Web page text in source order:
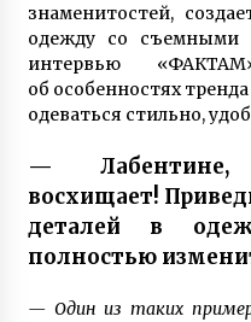
Вся семья
Киевской
Донбассе
7 лет ago
О смерти
сгорела от
3 года
модном
знаменитостей,
одежду со съемными
интервью
об особенностях
одеваться стильно,
— Лабентине,
восхищает!
деталей в
полностью
— Один из таких